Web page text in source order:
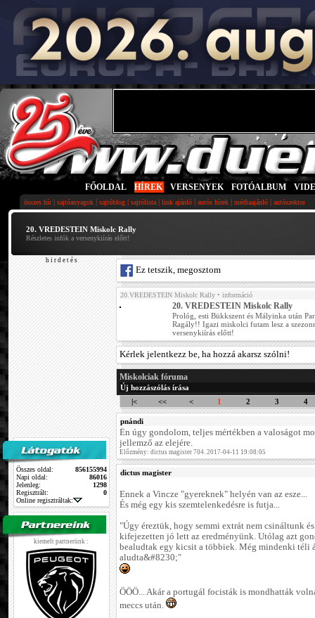
FŐOLDAL HÍREK VERSENYEK FOTÓALBUM
összes hír| sajtóanyagok | sajtóblog | sajtólista | link ajánló | autós hírek | médiaajánló | autószektor
20. VREDESTEIN Miskolc Rally
Részletes infók a versenykiírás előtt!
h i r d e t é s
Összes oldal:
856155994
Napi oldal:
86016
Jelenleg:
1298
Regisztrált:
0
Online regisztráltak:
kiemelt partnerünk :
Ez tetszik, megosztom
20.VREDESTEIN Miskolc Rally • információ
20. VREDESTEIN Miskolc Rally
Prológ, esti Bükkszent és Mályinka után
Ragály!! Igazi miskolci futam lesz a
versenykiírás előtt!
Kérlek jelentkezz be, ha hozzá akarsz szólni!
Miskolciak fóruma
Új hozzászólás írása
|<
<< < 1 2 3 4
pnándi
Én úgy gondolom, teljes mértékben a valoságot
jellemző az elejére.
Előzmény: dictus magister 704. 2017-04-11 19:08:05
dictus magister
Ennek a Vincze "gyereknek" helyén van az esze...
És még egy kis szemtelenkedésre is futja...
"Úgy éreztük, hogy semmi extrát nem csináltunk
kifejezetten jó lett az eredményünk. Utólag azt
bealudtak egy kicsit a többiek. Még mindenki téli
aludta&#8230;"
ÖÖÖ... Akár a portugál focisták is mondhatták
meccs után.